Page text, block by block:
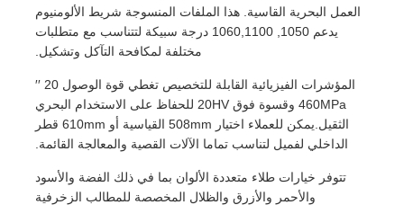
العمل البحرية القاسية. هذا الملفات المنسوجة شريط الألومنيوم
يدعم 1050, 1060,1100 درجة سبيكة لتتناسب مع متطلبات
مختلفة لمكافحة التآكل وتشكيل.
المؤشرات الفيزيائية القابلة للتخصيص تغطي قوة الوصول 20 ′′
460MPa وقسوة فوق 20HV للحفاظ على الاستخدام البحري
الثقيل.يمكن للعملاء اختيار 508mm القياسية أو 610mm قطر
الداخلي لفميل لتناسب تماما الآلات القصية والمعالجة القائمة.
تتوفر خيارات طلاء متعددة الألوان بما في ذلك الفضة والأسود
والأحمر والأزرق والظلال المخصصة للمطالب الزخرفية